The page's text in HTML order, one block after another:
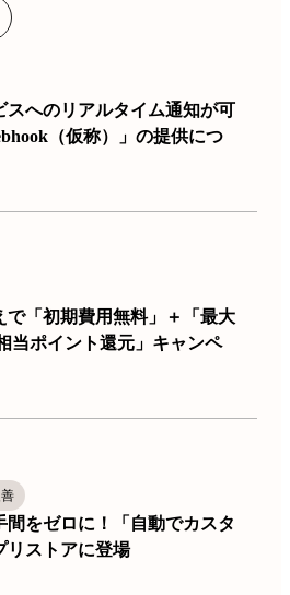
スへのリアルタイム通知が可
（仮称）」の提供につ
で「初期費用無料」＋「最大
当ポイント還元」キャンペ
間をゼロに！「自動でカスタ
リストアに登場